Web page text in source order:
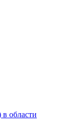
области